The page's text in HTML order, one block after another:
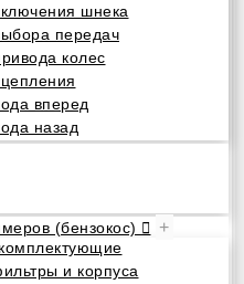
шнека
передач
колес
вперед
назад
(бензокос)
+
и корпуса